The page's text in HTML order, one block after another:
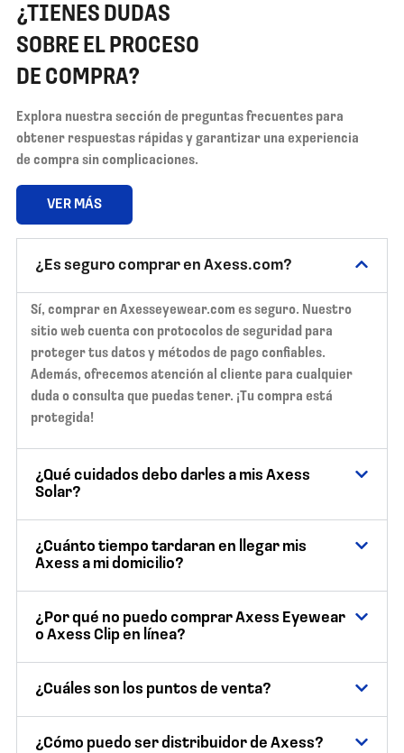
¿TIENES DUDAS
SOBRE EL PROCESO
DE COMPRA?
Explora nuestra sección de preguntas frecuentes para
obtener respuestas rápidas y garantizar una experiencia
de compra sin complicaciones.
VER MÁS
¿Es seguro comprar en Axess.com?
Sí, comprar en Axesseyewear.com es seguro. Nuestro
sitio web cuenta con protocolos de seguridad para
proteger tus datos y métodos de pago confiables.
Además, ofrecemos atención al cliente para cualquier
duda o consulta que puedas tener. ¡Tu compra está
protegida!
¿Qué cuidados debo darles a mis Axess
Solar?
¿Cuánto tiempo tardaran en llegar mis
Axess a mi domicilio?
¿Por qué no puedo comprar Axess Eyewear
o Axess Clip en línea?
¿Cuáles son los puntos de venta?
¿Cómo puedo ser distribuidor de Axess?